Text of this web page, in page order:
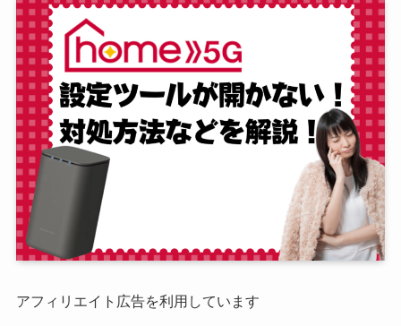
アフィリエイト広告を利用しています